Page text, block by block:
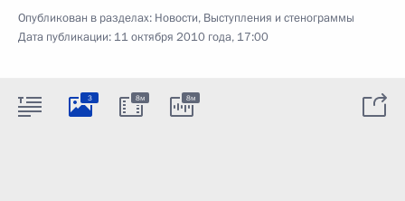
Опубликован в разделах: Новости, Выступления и стенограммы
Дата публикации: 11 октября 2010 года, 17:00
3 8м 8м